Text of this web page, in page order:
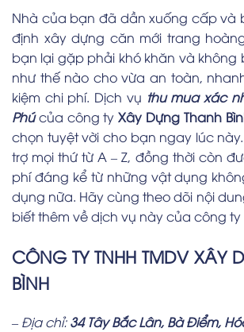
Nhà của bạn đã dần xuống cấp và
định xây dựng căn mới trang
bạn lại gặp phải khó khăn và không
như thế nào cho vừa an toàn,
kiệm chi phí. Dịch vụ thu mua xác
Phúcủa công tyXây Dựng Thanh
chọn tuyệt vời cho bạn ngay lúc
trợ mọi thứ từ A – Z, đồng thời còn
phí đáng kể từ những vật dụng
dụng nữa. Hãy cùng theo dõi nội
biết thêm về dịch vụ này của công
CÔNG TY TNHH TMDV XÂY
BÌNH
– Địa chỉ:34 Tây Bắc Lân, Bà Điểm,